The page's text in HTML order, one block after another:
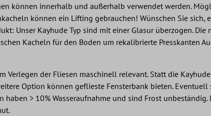
können innerhalb und außerhalb verwendet werden.
können ein Lifting gebrauchen! Wünschen Sie
Unser Kayhude Typ sind mit einer Glasur überzogen.
Kacheln für den Boden um rekalibrierte Presskanten
Verlegen der Fliesen maschinell relevant. Statt die
Option können geflieste Fensterbank bieten.
> 10% Wasseraufnahme und sind Frost